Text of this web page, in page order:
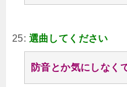
25: 選曲してください
防音とか気にしなく